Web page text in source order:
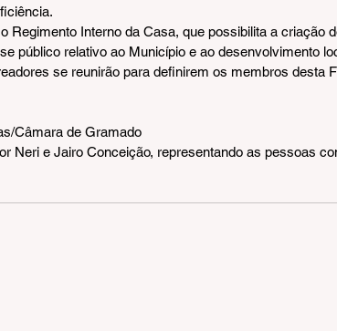
Regimento Interno da Casa, que possibilita a criação
público relativo ao Município e ao desenvolvimento
se reunirão para definirem os membros desta
Câmara de Gramado
Neri e Jairo Conceição, representando as pessoas